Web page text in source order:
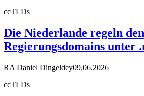
ccTLDs
Die Niederlande regeln
Regierungsdomains unter
RA Daniel Dingeldey09.06.2026
ccTLDs